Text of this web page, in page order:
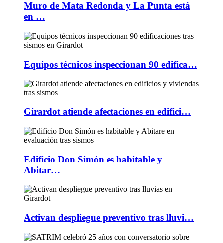
Muro de Mata Redonda y La Punta está
en …
Equipos técnicos inspeccionan 90 edifica…
Girardot atiende afectaciones en edifici…
Edificio Don Simón es habitable y
Abitar…
Activan despliegue preventivo tras lluvi…